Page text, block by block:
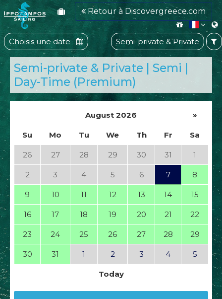
Retour à Discovergreece.com
Choisis une date Semi-private & Private
Semi-private & Private | Semi |
Day-Time (Premium)
August 2026 »
Su Mo Tu We Th Fr Sa
26 27 28 29 30 31 1
2 3 4 5 6 7 8
9 10 11 12 13 14 15
16 17 18 19 20 21 22
23 24 25 26 27 28 29
30 31 1 2 3 4 5
Today